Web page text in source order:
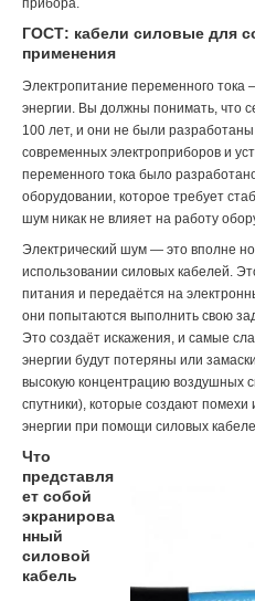
ГОСТ: кабели силовые для
применения
Электропитание переменного тока
энергии. Вы должны понимать, что
100 лет, и они не были
современных электроприборов и
переменного тока было
оборудовании, которое требует
шум никак не влияет на работу
Электрический шум — это вполне
использовании силовых кабелей.
питания и передаётся на
они попытаются выполнить свою
Это создаёт искажения, и самые
энергии будут потеряны или
высокую концентрацию воздушных
спутники), которые создают помехи
энергии при помощи силовых
Что
представля
ет собой
экранирова
нный
силовой
кабель